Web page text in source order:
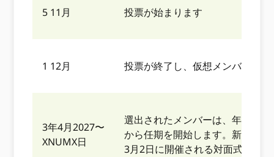
5 11月 投票が始まります
1 12月 投票が終了し、仮想メンバー会
3年4月2027〜
XNUMX日
選出されたメンバーは、年初の
から任期を開始します。新メンバ
3月2日に開催される対面式のオ